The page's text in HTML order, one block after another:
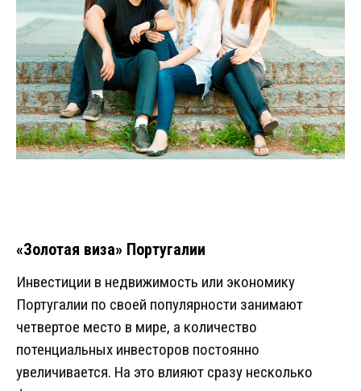
«Золотая виза» Португалии
Инвестиции в недвижимость или экономику
Португалии по своей популярности занимают
четвертое место в мире, а количество
потенциальных инвесторов постоянно
увеличивается. На это влияют сразу несколько